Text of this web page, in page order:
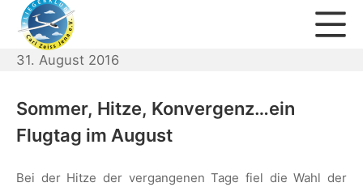
Zum
Inhalt
springen
Fliegerklub Carl Zeiss Jena
31. August 2016
Sommer, Hitze, Konvergenz…ein
Flugtag im August
Bei der Hitze der vergangenen Tage fiel die Wahl der